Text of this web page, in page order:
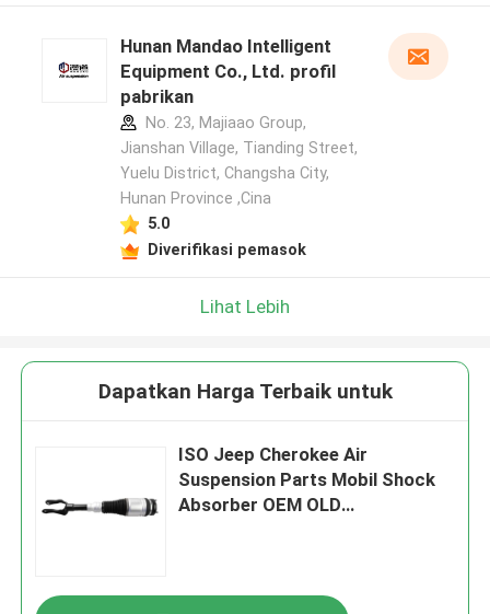
Hunan Mandao Intelligent
Equipment Co., Ltd. profil
pabrikan
No. 23, Majiaao Group,
Jianshan Village, Tianding Street,
Yuelu District, Changsha City,
Hunan Province ,Cina
5.0
Diverifikasi pemasok
Lihat Lebih
Dapatkan Harga Terbaik untuk
ISO Jeep Cherokee Air
Suspension Parts Mobil Shock
Absorber OEM OLD